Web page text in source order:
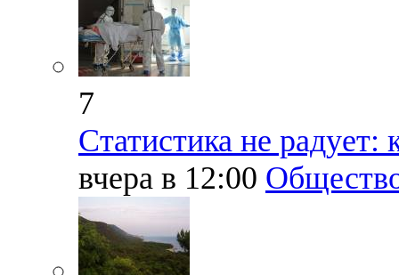
7
Статистика не радует:
вчера в 12:00